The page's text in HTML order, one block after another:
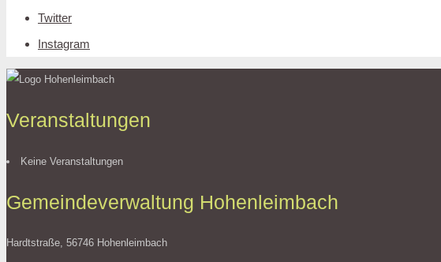
Twitter
Instagram
Veranstaltungen
Keine Veranstaltungen
Gemeindeverwaltung Hohenleimbach
Hardtstraße, 56746 Hohenleimbach